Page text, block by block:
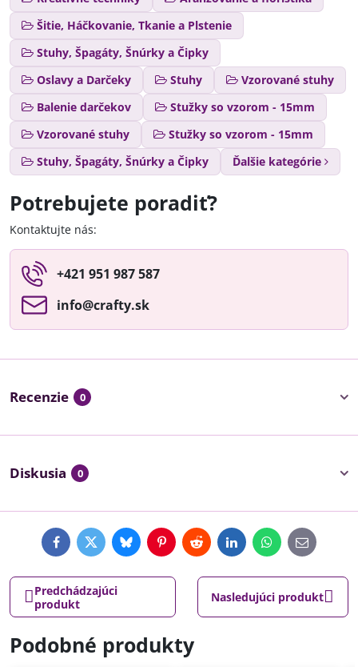
Šitie, Háčkovanie, Tkanie a Plstenie
Stuhy, Špagáty, Šnúrky a Čipky
Oslavy a Darčeky
Stuhy
Vzorované stuhy
Balenie darčekov
Stužky so vzorom - 15mm
Vzorované stuhy
Stužky so vzorom - 15mm
Stuhy, Špagáty, Šnúrky a Čipky
Ďalšie kategórie
Potrebujete poradiť?
Kontaktujte nás:
+421 951 987 587
info​@crafty​.sk
Recenzie 0
Diskusia 0
FacebookTwitterBlueskyPinterestRedditLinkedInWhatsApp
E-
mail
Predchádzajúci
produkt
Nasledujúci produkt
Podobné produkty